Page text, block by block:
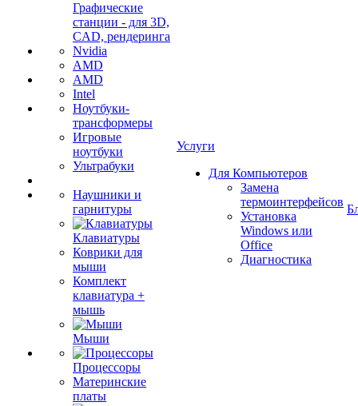
Графические
станции - для 3D,
CAD, рендеринга
Nvidia
AMD
AMD
Intel
Ноутбуки-
трансформеры
Игровые
ноутбуки
Ультрабуки
Наушники и
гарнитуры
Клавиатуры
Коврики для
мыши
Комплект
клавиатура +
мышь
Мыши
Процессоры
Материнские
платы
Услуги
Для Компьютеров
Замена
термоинтерфейсов
Установка
Windows или
Office
Диагностика